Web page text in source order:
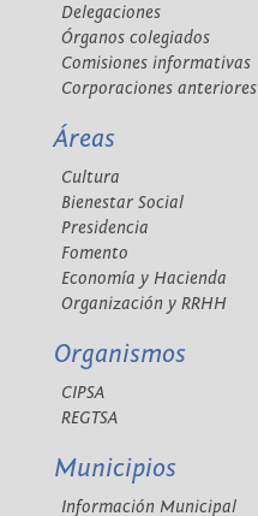
Delegaciones
Órganos colegiados
Comisiones informativas
Corporaciones anteriores
Áreas
Cultura
Bienestar Social
Presidencia
Fomento
Economía y Hacienda
Organización y RRHH
Organismos
CIPSA
REGTSA
Municipios
Información Municipal